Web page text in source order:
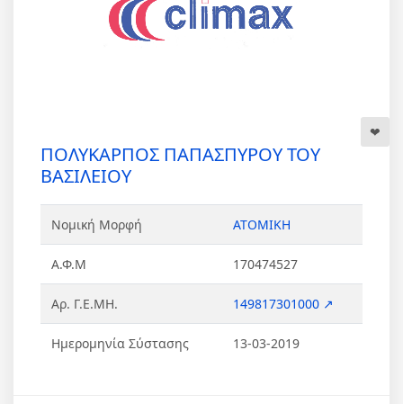
ΠΟΛΥΚΑΡΠΟΣ ΠΑΠΑΣΠΥΡΟΥ ΤΟΥ
ΒΑΣΙΛΕΙΟΥ
Νομική Μορφή ΑΤΟΜΙΚΗ
Α.Φ.Μ 170474527
Αρ. Γ.Ε.ΜΗ. 149817301000 ↗
Ημερομηνία Σύστασης 13-03-2019